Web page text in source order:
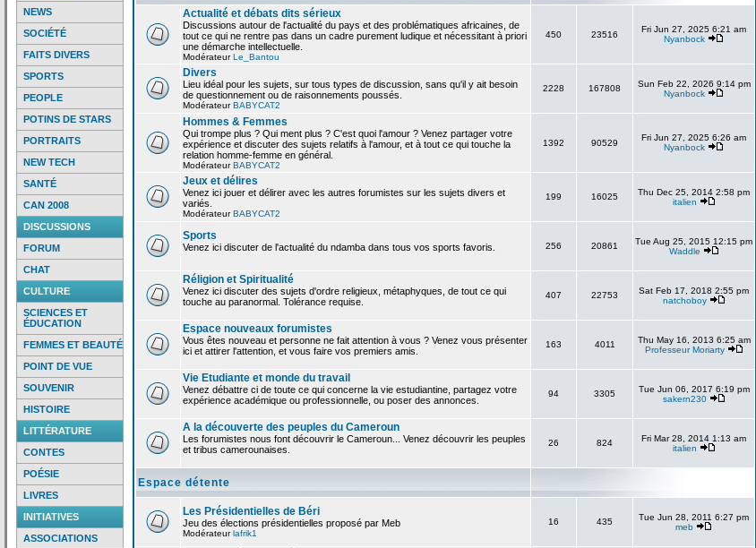
NEWS
SOCIÉTÉ
FAITS DIVERS
SPORTS
PEOPLE
POTINS DE STARS
PORTRAITS
NEW TECH
SANTÉ
CAN 2008
DISCUSSIONS
FORUM
CHAT
CULTURE
SCIENCES ET
ÉDUCATION
FEMMES ET BEAUTÉ
POINT DE VUE
SOUVENIR
HISTOIRE
LITTÉRATURE
CONTES
POÉSIE
LIVRES
INITIATIVES
ASSOCIATIONS
Actualité et débats dits sérieux
Discussions autour de l'actualité du pays et des problématiques africaines, de
tout ce qui ne rentre pas dans un cadre purement ludique et nécessitant à priori
une démarche intellectuelle.
ModérateurLe_Bantou
450 23516
Fri Jun 27, 2025 6:21 am
Nyanbock
Divers
Lieu idéal pour les sujets, sur tous types de discussion, sans qu'il y ait besoin
de questionnement ou de raisonnements poussés.
ModérateurBABYCAT2
2228 167808
Sun Feb 22, 2026 9:14 pm
Nyanbock
Hommes & Femmes
Qui trompe plus ? Qui ment plus ? C'est quoi l'amour ? Venez partager votre
expérience et discuter des sujets relatifs à l'amour, et à tout ce qui touche la
relation homme-femme en général.
ModérateurBABYCAT2
1392 90529
Fri Jun 27, 2025 6:26 am
Nyanbock
Jeux et délires
Venez ici jouer et délirer avec les autres forumistes sur les sujets divers et
variés.
ModérateurBABYCAT2
199 16025
Thu Dec 25, 2014 2:58 pm
italien
Sports
Venez ici discuter de l'actualité du ndamba dans tous vos sports favoris. 256 20861
Tue Aug 25, 2015 12:15 pm
Waddle
Réligion et Spiritualité
Venez ici discuter des sujets d'ordre religieux, métaphyques, de tout ce qui
touche au paranormal. Tolérance requise.
407 22753
Sat Feb 17, 2018 2:55 pm
natchoboy
Espace nouveaux forumistes
Vous êtes nouveau et personne ne fait attention à vous ? Venez vous présenter
ici et attirer l'attention, et vous faire vos premiers amis.
163 4011
Thu May 16, 2013 6:25 am
Professeur Moriarty
Vie Etudiante et monde du travail
Venez débattre ci de toute ce qui concerne la vie estudiantine, partagez votre
expérience académique ou professionnelle, ou poser des annonces.
94 3305
Tue Jun 06, 2017 6:19 pm
sakern230
A la découverte des peuples du Cameroun
Les forumistes nous font découvrir le Cameroun... Venez découvrir les peuples
et tribus camerounaises.
26 824
Fri Mar 28, 2014 1:13 am
italien
Espace détente
Les Présidentielles de Béri
Jeu des élections présidentielles proposé par Meb
Modérateurlafrik1
16 435
Tue Jun 28, 2011 6:27 pm
meb